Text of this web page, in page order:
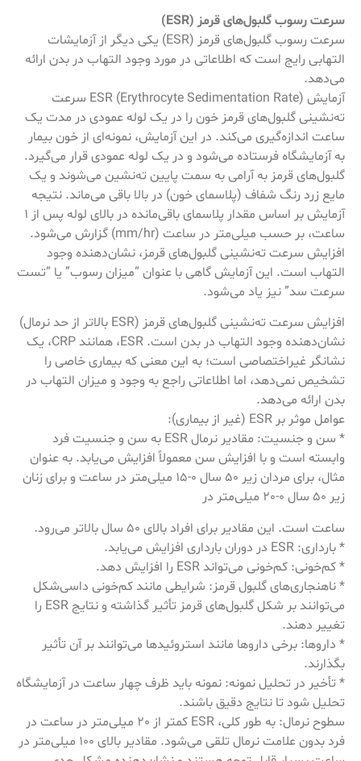
سرعت رسوب گلبول‌های قرمز (ESR)
سرعت رسوب گلبول‌های قرمز (ESR) یکی دیگر از آزمایشات
التهابی رایج است که اطلاعاتی در مورد وجود التهاب در بدن ارائه
می‌دهد.
آزمایش ESR (Erythrocyte Sedimentation Rate) سرعت
ته‌نشینی گلبول‌های قرمز خون را در یک لوله عمودی در مدت یک
ساعت اندازه‌گیری می‌کند. در این آزمایش، نمونه‌ای از خون بیمار
به آزمایشگاه فرستاده می‌شود و در یک لوله عمودی قرار می‌گیرد.
گلبول‌های قرمز به آرامی به سمت پایین ته‌نشین می‌شوند و یک
مایع زرد رنگ شفاف (پلاسمای خون) در بالا باقی می‌ماند. نتیجه
آزمایش بر اساس مقدار پلاسمای باقی‌مانده در بالای لوله پس از 1
ساعت، بر حسب میلی‌متر در ساعت (mm/hr) گزارش می‌شود.
افزایش سرعت ته‌نشینی گلبول‌های قرمز، نشان‌دهنده وجود
التهاب است. این آزمایش گاهی با عنوان “میزان رسوب” یا “تست
سرعت سد” نیز یاد می‌شود.
افزایش سرعت ته‌نشینی گلبول‌های قرمز (ESR بالاتر از حد نرمال)
نشان‌دهنده وجود التهاب در بدن است. ESR، همانند CRP، یک
نشانگر غیراختصاصی است؛ به این معنی که بیماری خاصی را
تشخیص نمی‌دهد، اما اطلاعاتی راجع به وجود و میزان التهاب در
بدن ارائه می‌دهد.
عوامل موثر بر ESR (غیر از بیماری):
* سن و جنسیت: مقادیر نرمال ESR به سن و جنسیت فرد
وابسته است و با افزایش سن معمولاً افزایش می‌یابد. به عنوان
مثال، برای مردان زیر 50 سال 0-15 میلی‌متر در ساعت و برای زنان
زیر 50 سال 0-20 میلی‌متر در
ساعت است. این مقادیر برای افراد بالای 50 سال بالاتر می‌رود.
* بارداری: ESR در دوران بارداری افزایش می‌یابد.
* کم‌خونی: کم‌خونی می‌تواند ESR را افزایش دهد.
* ناهنجاری‌های گلبول قرمز: شرایطی مانند کم‌خونی داسی‌شکل
می‌توانند بر شکل گلبول‌های قرمز تأثیر گذاشته و نتایج ESR را
تغییر دهند.
* داروها: برخی داروها مانند استروئیدها می‌توانند بر آن تأثیر
بگذارند.
* تأخیر در تحلیل نمونه: نمونه باید ظرف چهار ساعت در آزمایشگاه
تحلیل شود تا نتایج دقیق باشند.
سطوح نرمال: به طور کلی، ESR کمتر از 20 میلی‌متر در ساعت در
فرد بدون علامت نرمال تلقی می‌شود. مقادیر بالای 100 میلی‌متر در